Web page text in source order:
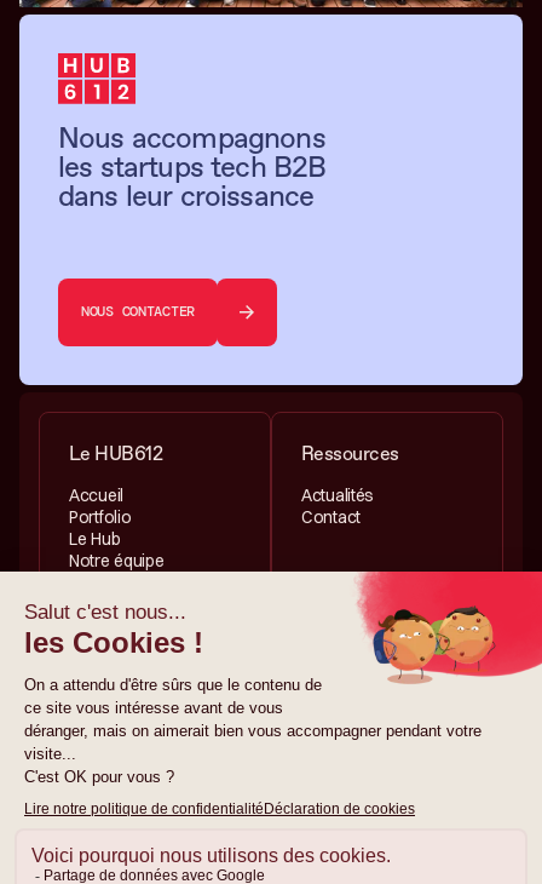
Nous accompagnons
les startups tech B2B
dans leur croissance
NOUS CONTACTER
Le HUB612
Accueil
Portfolio
Le Hub
Notre équipe
Ressources
Actualités
Contact
Services
Investissement
Accélération
Informations légales
Politique de
Politique de cookies
droits réservés.
Site créé par